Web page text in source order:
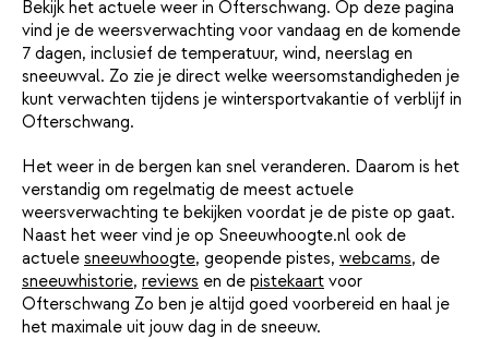
Bekijk het actuele weer in Ofterschwang. Op deze pagina
vind je de weersverwachting voor vandaag en de komende
7 dagen, inclusief de temperatuur, wind, neerslag en
sneeuwval. Zo zie je direct welke weersomstandigheden je
kunt verwachten tijdens je wintersportvakantie of verblijf in
Ofterschwang.
Het weer in de bergen kan snel veranderen. Daarom is het
verstandig om regelmatig de meest actuele
weersverwachting te bekijken voordat je de piste op gaat.
Naast het weer vind je op Sneeuwhoogte.nl ook de
actuele sneeuwhoogte, geopende pistes, webcams, de
sneeuwhistorie, reviews en de pistekaart voor
Ofterschwang Zo ben je altijd goed voorbereid en haal je
het maximale uit jouw dag in de sneeuw.